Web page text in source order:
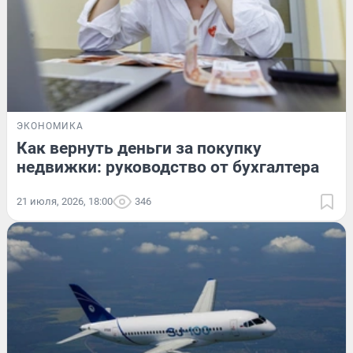
ЭКОНОМИКА
Как вернуть деньги за покупку
недвижки: руководство от бухгалтера
21 июля, 2026, 18:00 346